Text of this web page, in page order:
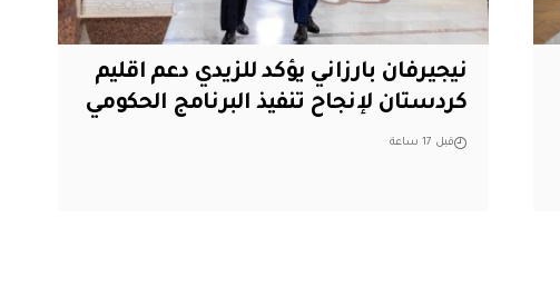
نيجيرفان بارزاني يؤكد للزيدي دعم اقليم
‏كردستان لإنجاح تنفيذ البرنامج الحكومي
قبل 17 ساعة